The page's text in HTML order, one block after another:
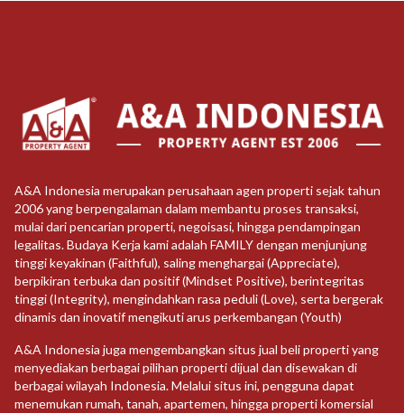
A&A Indonesia merupakan perusahaan agen properti sejak tahun
2006 yang berpengalaman dalam membantu proses transaksi,
mulai dari pencarian properti, negoisasi, hingga pendampingan
legalitas. Budaya Kerja kami adalah FAMILY dengan menjunjung
tinggi keyakinan (Faithful), saling menghargai (Appreciate),
berpikiran terbuka dan positif (Mindset Positive), berintegritas
tinggi (Integrity), mengindahkan rasa peduli (Love), serta bergerak
dinamis dan inovatif mengikuti arus perkembangan (Youth)
A&A Indonesia juga mengembangkan situs jual beli properti yang
menyediakan berbagai pilihan properti dijual dan disewakan di
berbagai wilayah Indonesia. Melalui situs ini, pengguna dapat
menemukan rumah, tanah, apartemen, hingga properti komersial